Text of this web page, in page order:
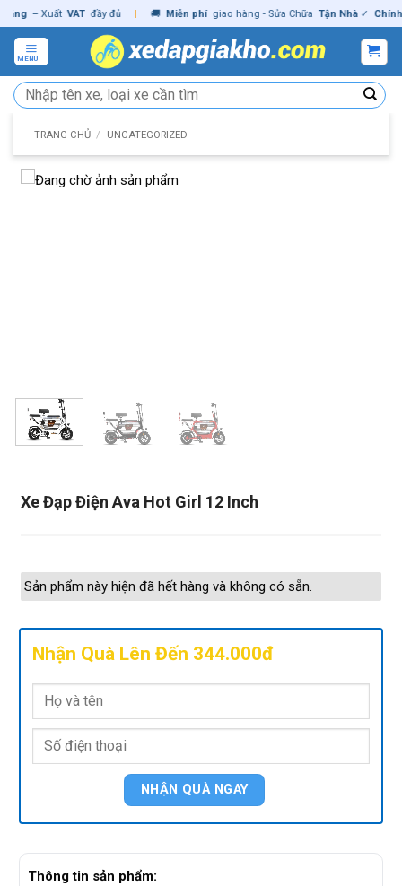
Skip
to
content
– Xuất VAT đầy đủ | 🚚 Miễn phí giao hàng - Sửa Chữa Tận Nhà ✓ Chính
MENU
Tìm
kiếm:
TRANG CHỦ / UNCATEGORIZED
Xe Đạp Điện Ava Hot Girl 12 Inch
Sản phẩm này hiện đã hết hàng và không có sẵn.
Nhận Quà Lên Đến 344.000đ
Thông tin sản phẩm: